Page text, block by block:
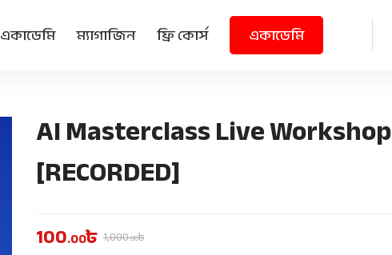
একাডেমি ম্যাগাজিন ফ্রি কোর্স একাডেমি
AI Masterclass Live Workshop
[RECORDED]
100.00৳ 1,000.00৳